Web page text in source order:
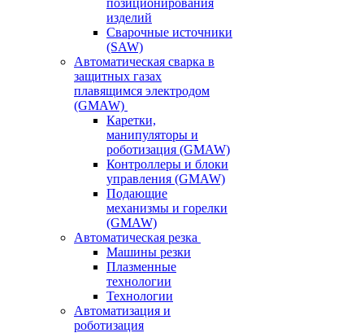
позиционирования
изделий
Сварочные источники
(SAW)
Автоматическая сварка в
защитных газах
плавящимся электродом
(GMAW)
Каретки,
манипуляторы и
роботизация (GMAW)
Контроллеры и блоки
управления (GMAW)
Подающие
механизмы и горелки
(GMAW)
Автоматическая резка
Машины резки
Плазменные
технологии
Технологии
Автоматизация и
роботизация